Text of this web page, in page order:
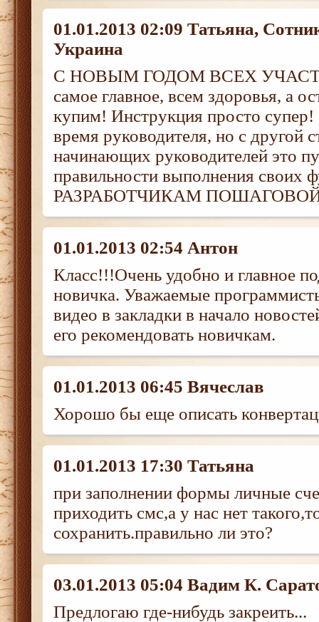
01.01.2013 02:09 Татьяна,
Украина
С НОВЫМ ГОДОМ ВСЕХ
самое главное, всем здоровья, а
купим! Инструкция просто
время руководителя, но с другой
начинающих руководителей это
правильности выполнения
РАЗРАБОТЧИКАМ
01.01.2013 02:54 Антон
Класс!!!Очень удобно и главное
новичка. Уважаемые
видео в закладки в начало
его рекомендовать новичкам.
01.01.2013 06:45 Вячеслав
Хорошо бы еще описать
01.01.2013 17:30 Татьяна
при заполнении формы личные
приходить смс,а у нас нет
сохранить.правильно ли это?
03.01.2013 05:04 Вадим К.
Предлогаю где-нибудь закреить...